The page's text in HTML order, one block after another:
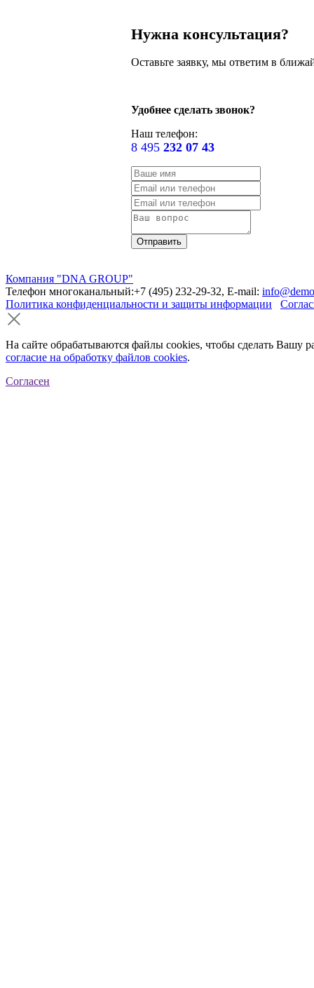
Нужна консультация?
Оставьте заявку, мы ответим в
Удобнее сделать звонок?
Наш телефон:
8 495 232 07 43
Компания "DNA GROUP"
Телефон многоканальный:+7 (495) 232-29-32, E-mail:
Политика конфиденциальности и защиты информации
На сайте обрабатываются файлы cookies, чтобы сделать Вашу
согласие на обработку файлов cookies.
Согласен